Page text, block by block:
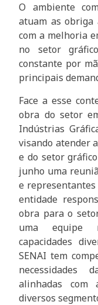
O ambiente
atuam as obriga
com a melhoria
no setor
constante por
principais
Face a esse
obra do setor
Indústrias
visando atender
e do setor
junho uma
e representantes
entidade
obra para o
uma equipe
capacidades
SENAI tem
necessidades
alinhadas com
diversos